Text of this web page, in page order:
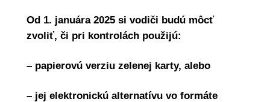
Od 1. januára 2025 si vodiči budú môcť
zvoliť, či pri kontrolách použijú:
– papierovú verziu zelenej karty, alebo
– jej elektronickú alternatívu vo formáte